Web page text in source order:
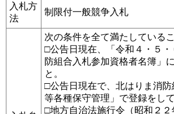
入札方
法
制限付一般競争入札
次の条件を全て満たしているこ
□公告日現在、「令和４・５
防組合入札参加資格者名簿」
と。
□公告日現在で、北はりま消
等各種保守管理」で登録をし
□地方自治法施行令（昭和２２